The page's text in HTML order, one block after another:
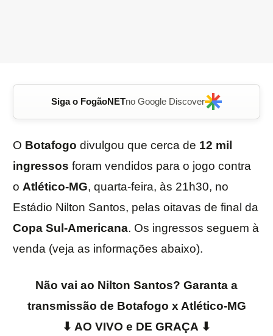
Siga o FogãoNETno Google Discover
O Botafogo divulgou que cerca de 12 mil
ingressos foram vendidos para o jogo contra
o Atlético-MG, quarta-feira, às 21h30, no
Estádio Nilton Santos, pelas oitavas de final da
Copa Sul-Americana. Os ingressos seguem à
venda (veja as informações abaixo).
Não vai ao Nilton Santos? Garanta a
transmissão de Botafogo x Atlético-MG
⬇ AO VIVO e DE GRAÇA ⬇